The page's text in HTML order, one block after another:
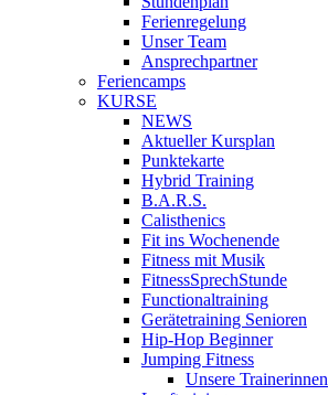
Ferienregelung
Unser Team
Ansprechpartner
Feriencamps
KURSE
NEWS
Aktueller Kursplan
Punktekarte
Hybrid Training
B.A.R.S.
Calisthenics
Fit ins Wochenende
Fitness mit Musik
FitnessSprechStunde
Functionaltraining
Gerätetraining Senioren
Hip-Hop Beginner
Jumping Fitness
Unsere Trainerinnen